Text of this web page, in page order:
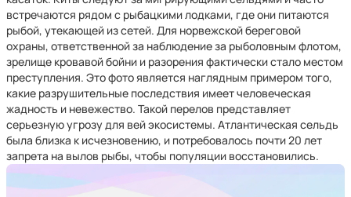
встречаются рядом с рыбацкими лодками, где они питаются
рыбой, утекающей из сетей. Для норвежской береговой
охраны, ответственной за наблюдение за рыболовным флотом,
зрелище кровавой бойни и разорения фактически стало местом
преступления. Это фото является наглядным примером того,
какие разрушительные последствия имеет человеческая
жадность и невежество. Такой перелов представляет
серьезную угрозу для вей экосистемы. Атлантическая сельдь
была близка к исчезновению, и потребовалось почти 20 лет
запрета на вылов рыбы, чтобы популяции восстановились.